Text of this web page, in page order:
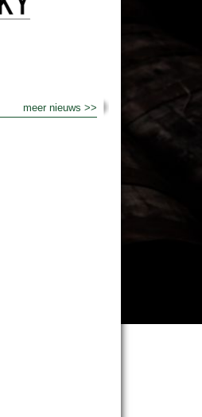
meer nieuws >>